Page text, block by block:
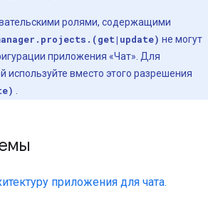
ролями, содержащими
не могут
приложения «Чат». Для
используйте вместо этого разрешения
приложения для чата.